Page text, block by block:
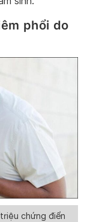
phổi do
chứng điển